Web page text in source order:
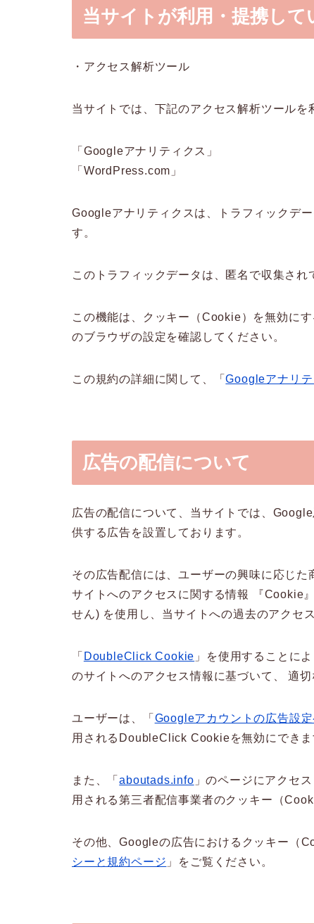
当サイトが利用・提携して
・アクセス解析ツール
当サイトでは、下記のアクセス解析ツールを
「Googleアナリティクス」
「WordPress.com」
Googleアナリティクスは、トラフィックデ
す。
このトラフィックデータは、匿名で収集され
この機能は、クッキー（Cookie）を無効に
のブラウザの設定を確認してください。
この規約の詳細に関して、「Googleアナリ
広告の配信について
広告の配信について、当サイトでは、
供する広告を設置しております。
その広告配信には、ユーザーの興味に応じ
サイトへのアクセスに関する情報 『Cookie
せん) を使用し、当サイトへの過去のアクセ
「 DoubleClick Cookie 」を使用することに
のサイトへのアクセス情報に基づいて、 適
ユーザーは、「 Googleアカウントの広告設
用されるDoubleClick Cookieを無効にできま
また、「aboutads.info 」のページにアクセ
用される第三者配信事業者のクッキー（
その他、Googleの広告におけるクッキー（
シーと規約ページ 」をご覧ください。